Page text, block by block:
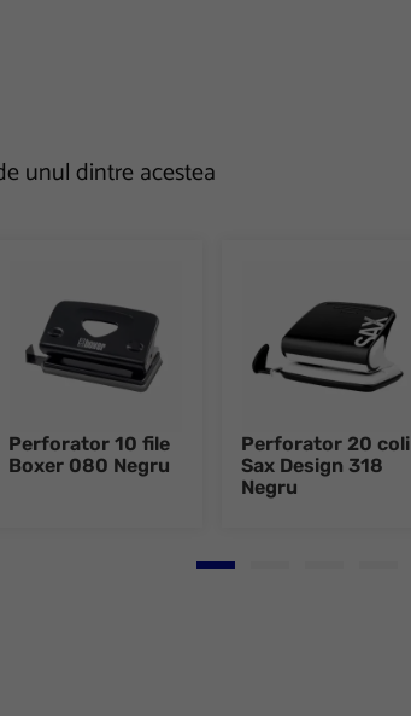
unul dintre acestea
Perforator 10 file
Boxer 080 Negru
Perforator 20 coli
Sax Design 318
Negru
Go to slide 1